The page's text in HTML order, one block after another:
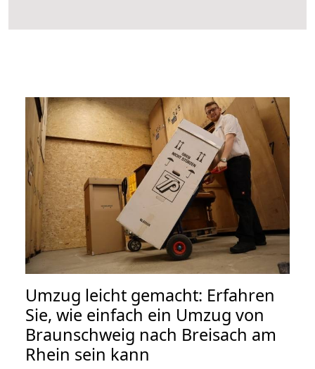
Umzug leicht gemacht: Erfahren
Sie, wie einfach ein Umzug von
Braunschweig nach Breisach am
Rhein sein kann